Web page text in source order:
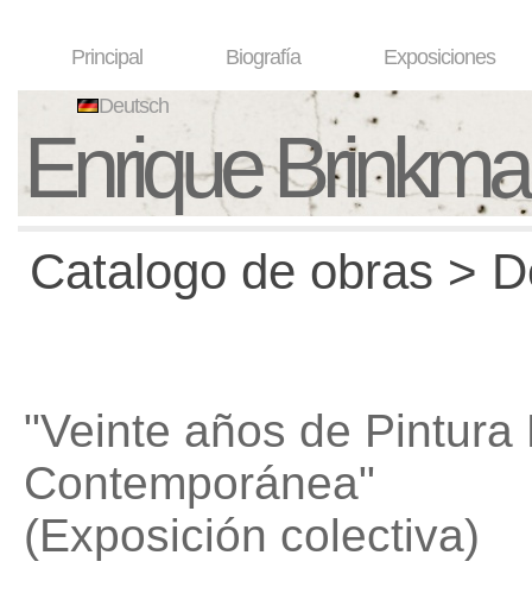
Principal Biografía Exposiciones
Deutsch
Enrique
Catalogo de obras >
"Veinte años de Pintura
Contemporánea"
(Exposición colectiva)